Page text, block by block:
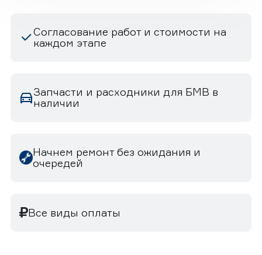
Согласование работ и стоимости на
каждом этапе
Запчасти и расходники для БМВ в
наличии
Начнем ремонт без ожидания и
очередей
Все виды оплаты